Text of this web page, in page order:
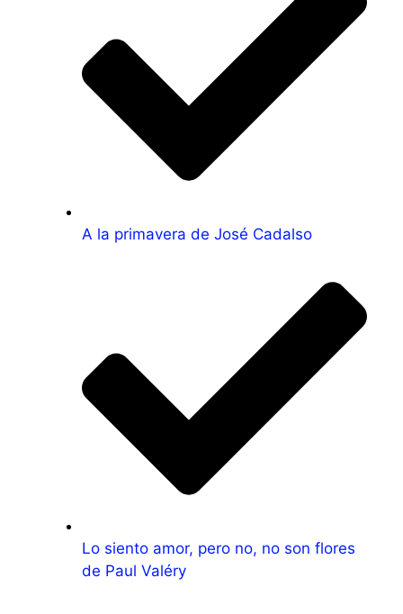
A la primavera de José Cadalso
Lo siento amor, pero no, no son flores
de Paul Valéry